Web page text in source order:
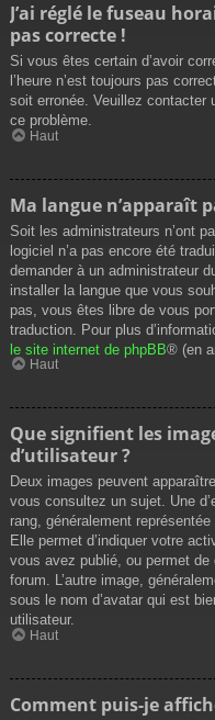
J’ai réglé le fuseau
pas correcte !
Si vous êtes certain d’avoir
l’heure n’est toujours pas
soit erronée. Veuillez contacter
ce problème.
Haut
Ma langue n’apparaît
Soit les administrateurs n’ont
logiciel n’a pas encore été
demander à un administrateur
installer la langue que vous
pas, vous êtes libre de vous
traduction. Pour plus
le site internet de phpBB® (en
Haut
Que signifient les
d’utilisateur ?
Deux images peuvent
vous consultez un sujet. Une
rang, généralement
Elle permet d’indiquer votre
vous avez publié, ou permet
forum. L’autre image,
sous le nom d’avatar qui est
utilisateur.
Haut
Comment puis-je